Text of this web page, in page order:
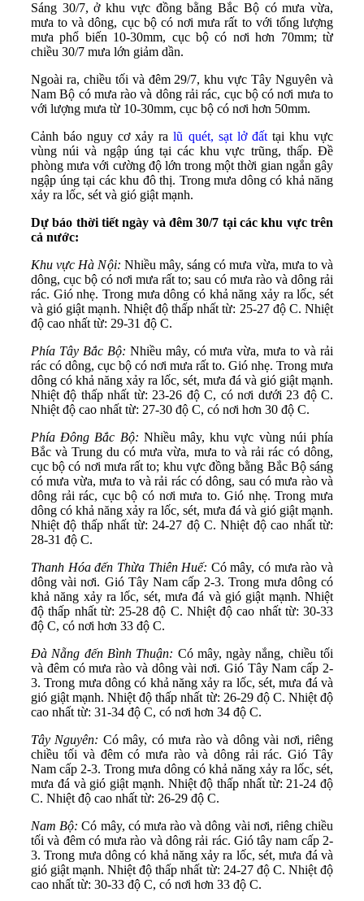
Sáng 30/7, ở khu vực đồng bằng Bắc Bộ có mưa vừa,
mưa to và dông, cục bộ có nơi mưa rất to với tổng lượng
mưa phổ biến 10-30mm, cục bộ có nơi hơn 70mm; từ
chiều 30/7 mưa lớn giảm dần.
Ngoài ra, chiều tối và đêm 29/7, khu vực Tây Nguyên và
Nam Bộ có mưa rào và dông rải rác, cục bộ có nơi mưa to
với lượng mưa từ 10-30mm, cục bộ có nơi hơn 50mm.
Cảnh báo nguy cơ xảy ralũ quét, sạt lở đấttại khu vực
vùng núi và ngập úng tại các khu vực trũng, thấp. Đề
phòng mưa với cường độ lớn trong một thời gian ngắn gây
ngập úng tại các khu đô thị. Trong mưa dông có khả năng
xảy ra lốc, sét và gió giật mạnh.
Dự báo thời tiết ngày và đêm 30/7 tại các khu vực trên
cả nước:
Khu vực Hà Nội: Nhiều mây, sáng có mưa vừa, mưa to và
dông, cục bộ có nơi mưa rất to; sau có mưa rào và dông rải
rác. Gió nhẹ. Trong mưa dông có khả năng xảy ra lốc, sét
và gió giật mạnh. Nhiệt độ thấp nhất từ: 25-27 độ C. Nhiệt
độ cao nhất từ: 29-31 độ C.
Phía Tây Bắc Bộ: Nhiều mây, có mưa vừa, mưa to và rải
rác có dông, cục bộ có nơi mưa rất to. Gió nhẹ. Trong mưa
dông có khả năng xảy ra lốc, sét, mưa đá và gió giật mạnh.
Nhiệt độ thấp nhất từ: 23-26 độ C, có nơi dưới 23 độ C.
Nhiệt độ cao nhất từ: 27-30 độ C, có nơi hơn 30 độ C.
Phía Đông Bắc Bộ: Nhiều mây, khu vực vùng núi phía
Bắc và Trung du có mưa vừa, mưa to và rải rác có dông,
cục bộ có nơi mưa rất to; khu vực đồng bằng Bắc Bộ sáng
có mưa vừa, mưa to và rải rác có dông, sau có mưa rào và
dông rải rác, cục bộ có nơi mưa to. Gió nhẹ. Trong mưa
dông có khả năng xảy ra lốc, sét, mưa đá và gió giật mạnh.
Nhiệt độ thấp nhất từ: 24-27 độ C. Nhiệt độ cao nhất từ:
28-31 độ C.
Thanh Hóa đến Thừa Thiên Huế: Có mây, có mưa rào và
dông vài nơi. Gió Tây Nam cấp 2-3. Trong mưa dông có
khả năng xảy ra lốc, sét, mưa đá và gió giật mạnh. Nhiệt
độ thấp nhất từ: 25-28 độ C. Nhiệt độ cao nhất từ: 30-33
độ C, có nơi hơn 33 độ C.
Đà Nẵng đến Bình Thuận: Có mây, ngày nắng, chiều tối
và đêm có mưa rào và dông vài nơi. Gió Tây Nam cấp 2-
3. Trong mưa dông có khả năng xảy ra lốc, sét, mưa đá và
gió giật mạnh. Nhiệt độ thấp nhất từ: 26-29 độ C. Nhiệt độ
cao nhất từ: 31-34 độ C, có nơi hơn 34 độ C.
Tây Nguyên: Có mây, có mưa rào và dông vài nơi, riêng
chiều tối và đêm có mưa rào và dông rải rác. Gió Tây
Nam cấp 2-3. Trong mưa dông có khả năng xảy ra lốc, sét,
mưa đá và gió giật mạnh. Nhiệt độ thấp nhất từ: 21-24 độ
C. Nhiệt độ cao nhất từ: 26-29 độ C.
Nam Bộ:Có mây, có mưa rào và dông vài nơi, riêng chiều
tối và đêm có mưa rào và dông rải rác. Gió tây nam cấp 2-
3. Trong mưa dông có khả năng xảy ra lốc, sét, mưa đá và
gió giật mạnh. Nhiệt độ thấp nhất từ: 24-27 độ C. Nhiệt độ
cao nhất từ: 30-33 độ C, có nơi hơn 33 độ C.